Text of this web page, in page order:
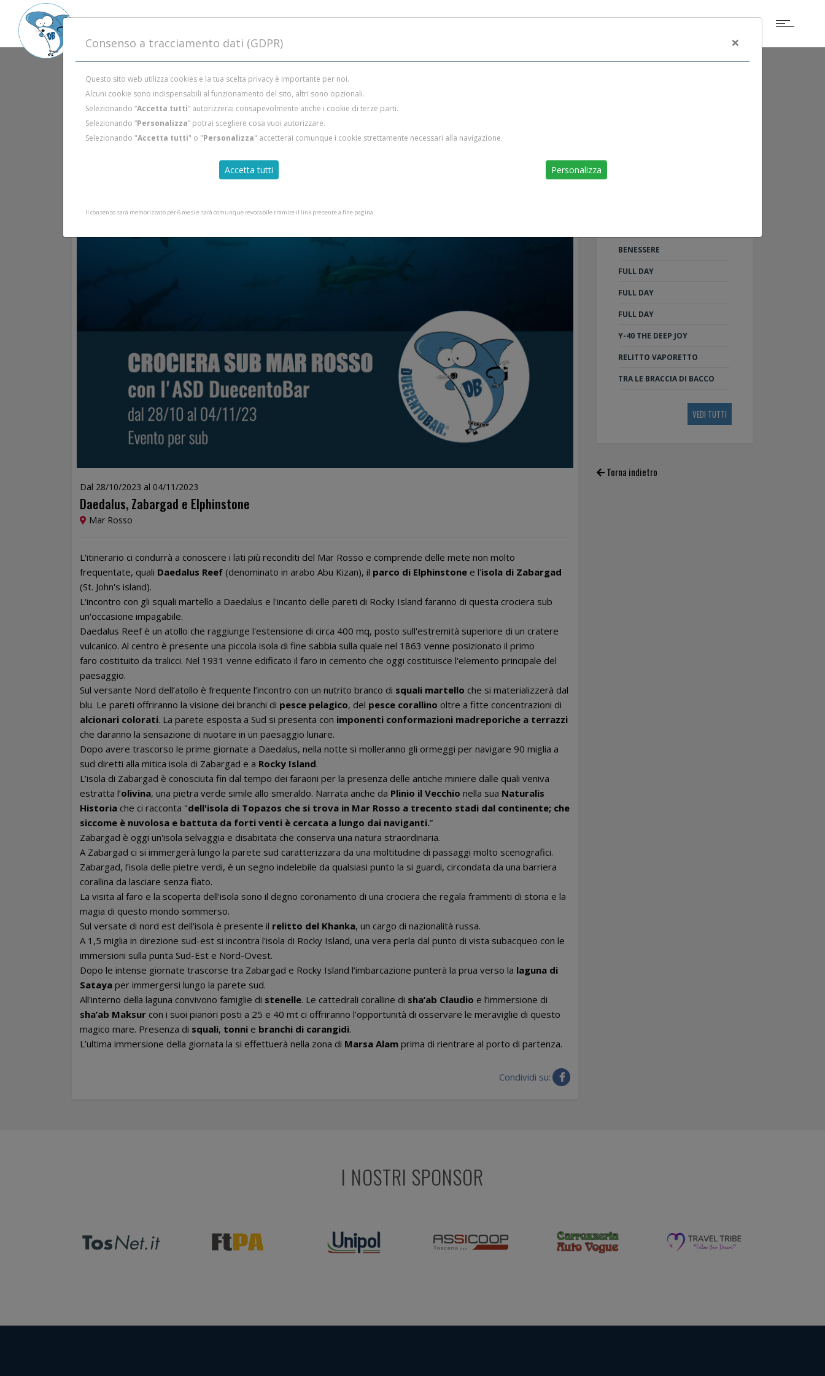
Dal 28/10/2023 al 04/11/2023
Daedalus, Zabargad e Elphinstone
Mar Rosso
L'itinerario ci condurrà a conoscere i lati più reconditi del Mar Rosso e comprende delle mete non molto
frequentate, quali Daedalus Reef (denominato in arabo Abu Kizan), il parco di Elphinstone e l'isola di Zabargad
(St. John's island).
L'incontro con gli squali martello a Daedalus e l'incanto delle pareti di Rocky Island faranno di questa crociera sub
un'occasione impagabile.
Daedalus Reef è un atollo che raggiunge l'estensione di circa 400 mq, posto sull'estremità superiore di un cratere
vulcanico. Al centro è presente una piccola isola di fine sabbia sulla quale nel 1863 venne posizionato il primo
faro costituito da tralicci. Nel 1931 venne edificato il faro in cemento che oggi costituisce l'elemento principale del
paesaggio.
Sul versante Nord dell’atollo è frequente l’incontro con un nutrito branco di squali martello che si materializzerà dal
blu. Le pareti offriranno la visione dei branchi di pesce pelagico, del pesce corallino oltre a fitte concentrazioni di
alcionari colorati. La parete esposta a Sud si presenta con imponenti conformazioni madreporiche a terrazzi
che daranno la sensazione di nuotare in un paesaggio lunare.
Dopo avere trascorso le prime giornate a Daedalus, nella notte si molleranno gli ormeggi per navigare 90 miglia a
sud diretti alla mitica isola di Zabargad e a Rocky Island.
L’isola di Zabargad è conosciuta fin dal tempo dei faraoni per la presenza delle antiche miniere dalle quali veniva
estratta l’olivina, una pietra verde simile allo smeraldo. Narrata anche da Plinio il Vecchio nella sua Naturalis
Historia che ci racconta "dell'isola di Topazos che si trova in Mar Rosso a trecento stadi dal continente; che
siccome è nuvolosa e battuta da forti venti è cercata a lungo dai naviganti.”
Zabargad è oggi un'isola selvaggia e disabitata che conserva una natura straordinaria.
A Zabargad ci si immergerà lungo la parete sud caratterizzara da una moltitudine di passaggi molto scenografici.
Zabargad, l’isola delle pietre verdi, è un segno indelebile da qualsiasi punto la si guardi, circondata da una barriera
corallina da lasciare senza fiato.
La visita al faro e la scoperta dell'isola sono il degno coronamento di una crociera che regala frammenti di storia e la
magia di questo mondo sommerso.
Sul versate di nord est dell'isola è presente il relitto del Khanka, un cargo di nazionalità russa.
A 1,5 miglia in direzione sud-est si incontra l'isola di Rocky Island, una vera perla dal punto di vista subacqueo con le
immersioni sulla punta Sud-Est e Nord-Ovest.
Dopo le intense giornate trascorse tra Zabargad e Rocky Island l’imbarcazione punterà la prua verso la laguna di
Sataya per immergersi lungo la parete sud.
All'interno della laguna convivono famiglie di stenelle. Le cattedrali coralline di sha’ab Claudio e l’immersione di
sha’ab Maksur con i suoi pianori posti a 25 e 40 mt ci offriranno l’opportunità di osservare le meraviglie di questo
magico mare. Presenza di squali, tonni e branchi di carangidi.
L’ultima immersione della giornata la si effettuerà nella zona di Marsa Alam prima di rientrare al porto di partenza.
Condividi su:
BENESSERE
FULL DAY
FULL DAY
FULL DAY
Y-40 THE DEEP JOY
RELITTO VAPORETTO
TRA LE BRACCIA DI BACCO
VEDI TUTTI
Torna indietro
I NOSTRI SPONSOR
Consenso a tracciamento dati (GDPR) ×
Questo sito web utilizza cookies e la tua scelta privacy è importante per noi.
Alcuni cookie sono indispensabili al funzionamento del sito, altri sono opzionali.
Selezionando “Accetta tutti” autorizzerai consapevolmente anche i cookie di terze parti.
Selezionando “Personalizza” potrai scegliere cosa vuoi autorizzare.
Selezionando "Accetta tutti" o "Personalizza" accetterai comunque i cookie strettamente necessari alla navigazione.
Accetta tutti Personalizza
Il consenso sarà memorizzato per 6 mesi e sarà comunque revocabile tramite il link presente a fine pagina.